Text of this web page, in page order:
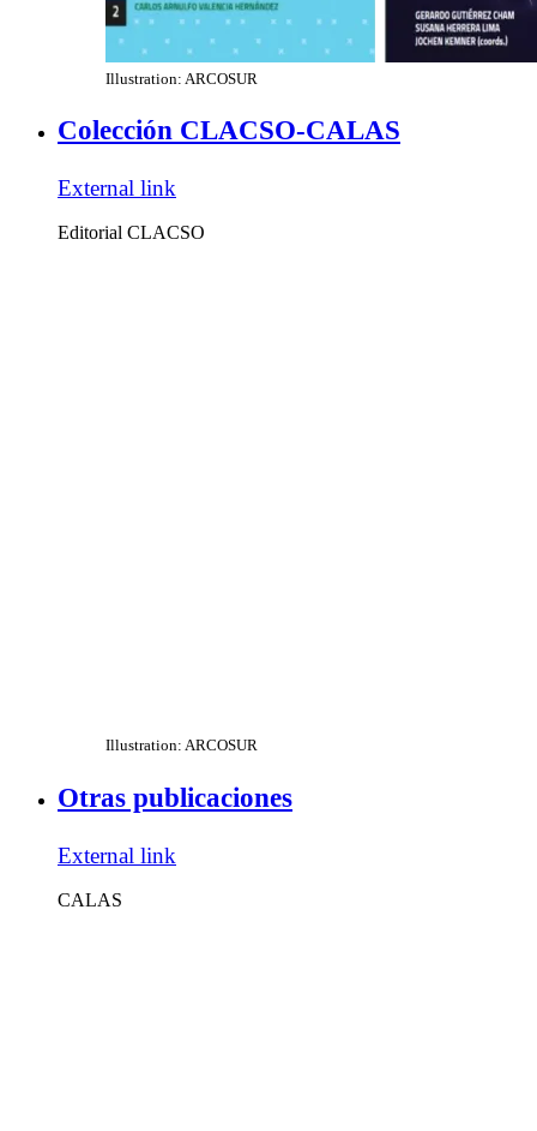
Illustration: ARCOSUR
Colección CLACSO-CALAS
External link
Editorial CLACSO
Illustration: ARCOSUR
Otras publicaciones
External link
CALAS